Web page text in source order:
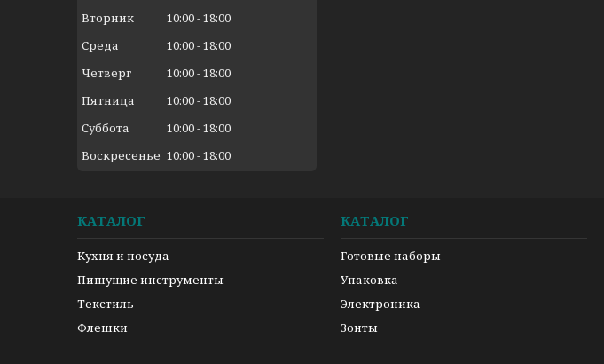
Вторник
10:00 18:00
Среда
10:00 18:00
Четверг
10:00 18:00
Пятница
10:00 18:00
Суббота
10:00 18:00
Воскресенье 10:00 18:00
КАТАЛОГ
Кухня и посуда
Пишущие инструменты
Текстиль
Флешки
КАТАЛОГ
Готовые наборы
Упаковка
Электроника
Зонты